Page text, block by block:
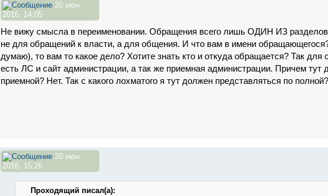
20 июн
2016, 14:05
Не вижу смысла в переименовании. Обращения всего лишь ОДИН ИЗ
не для обращений к власти, а для общения. И что вам в имени
думаю), то вам то какое дело? Хотите знать кто и откуда обращается? Так
есть ЛС и сайт администрации, а так же приемная администрации. Причем
приемной? Нет. Так с какого лохматого я тут должен представляться по
20 июн
2016, 15:26
Проходящий писал(а):